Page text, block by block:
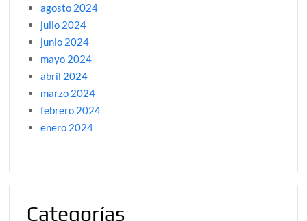
agosto 2024
julio 2024
junio 2024
mayo 2024
abril 2024
marzo 2024
febrero 2024
enero 2024
Categorías